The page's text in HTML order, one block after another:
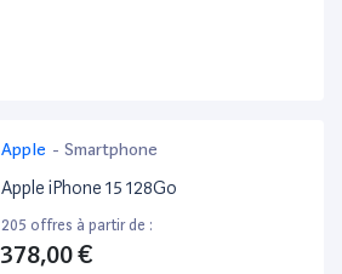
Apple - Smartphone
Apple iPhone 15 128Go
205 offres à partir de :
378,00 €